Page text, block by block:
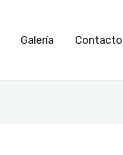
Galería Contacto